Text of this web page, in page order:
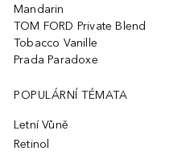
Mandarin
TOM FORD Private Blend
Tobacco Vanille
Prada Paradoxe
POPULÁRNÍ TÉMATA
Letní Vůně
Retinol